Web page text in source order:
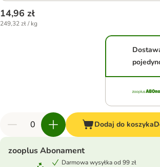
14,96 zł
249,32 zł / kg
Dodaj do koszyka
zooplus Abonament
Darmowa wysyłka od 99 zł